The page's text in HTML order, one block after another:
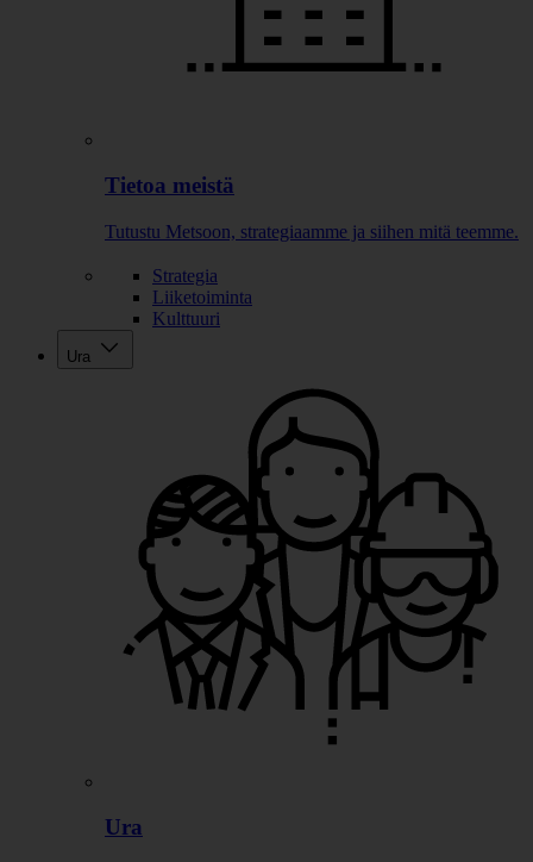
Tietoa meistä
Tutustu Metsoon, strategiaamme ja siihen mitä teemme.
Strategia
Liiketoiminta
Kulttuuri
Ura
Ura